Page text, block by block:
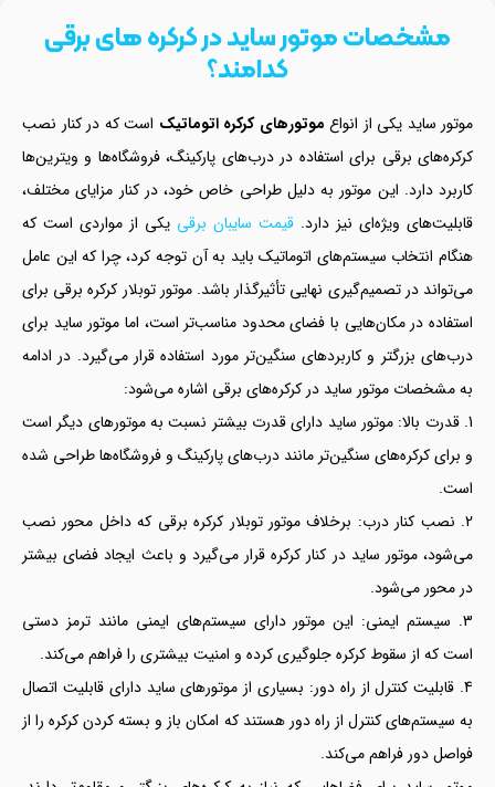
مشخصات موتور ساید در کرکره های برقی
کدامند؟
موتور ساید یکی از انواعموتورهای کرکره اتوماتیکاست که در کنار نصب
کرکره‌های برقی برای استفاده در درب‌های پارکینگ، فروشگاه‌ها و ویترین‌ها
کاربرد دارد. این موتور به دلیل طراحی خاص خود، در کنار مزایای مختلف،
قابلیت‌های ویژه‌ای نیز دارد.قیمت سایبان برقییکی از مواردی است که
هنگام انتخاب سیستم‌های اتوماتیک باید به آن توجه کرد، چرا که این عامل
می‌تواند در تصمیم‌گیری نهایی تأثیرگذار باشد. موتور توبلار کرکره برقی برای
استفاده در مکان‌هایی با فضای محدود مناسب‌تر است، اما موتور ساید برای
درب‌های بزرگتر و کاربردهای سنگین‌تر مورد استفاده قرار می‌گیرد. در ادامه
به مشخصات موتور ساید در کرکره‌های برقی اشاره می‌شود:
قدرت بالا: موتور ساید دارای قدرت بیشتر نسبت به موتورهای دیگر است
و برای کرکره‌های سنگین‌تر مانند درب‌های پارکینگ و فروشگاه‌ها طراحی شده
است.
نصب کنار درب: برخلاف موتور توبلار کرکره برقی که داخل محور نصب
می‌شود، موتور ساید در کنار کرکره قرار می‌گیرد و باعث ایجاد فضای بیشتر
در محور می‌شود.
سیستم ایمنی: این موتور دارای سیستم‌های ایمنی مانند ترمز دستی
است که از سقوط کرکره جلوگیری کرده و امنیت بیشتری را فراهم می‌کند.
قابلیت کنترل از راه دور: بسیاری از موتورهای ساید دارای قابلیت اتصال
به سیستم‌های کنترل از راه دور هستند که امکان باز و بسته کردن کرکره را از
فواصل دور فراهم می‌کند.